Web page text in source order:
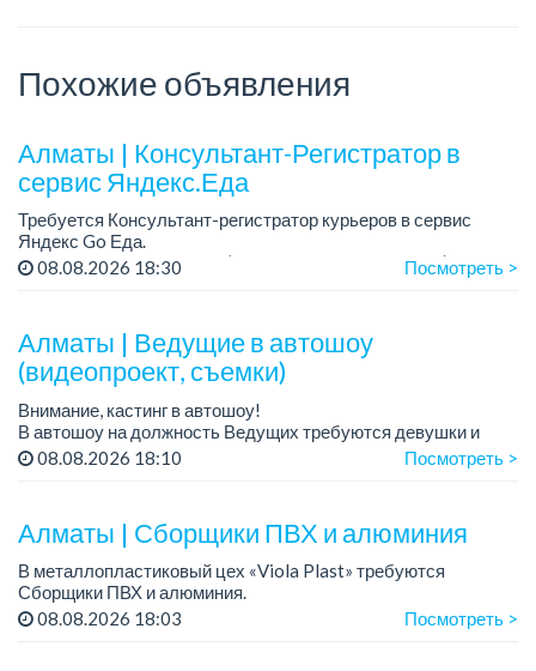
Похожие объявления
Алматы | Консультант-Регистратор в
сервис Яндекс.Еда
Требуется Консультант-регистратор курьеров в сервис
Яндекс Go Еда.
Условия: работа в офисе (Абылай хана - Макатаева).
08.08.2026 18:30 Посмотреть >
Алматы | Ведущие в автошоу
(видеопроект, съемки)
Внимание, кастинг в автошоу!
В автошоу на должность Ведущих требуются девушки и
парни. А также авто эксперты и авто перекупы.
08.08.2026 18:10 Посмотреть >
Алматы | Сборщики ПВХ и алюминия
В металлопластиковый цех «Viola Plast» требуются
Сборщики ПВХ и алюминия.
График работы: 5/2, с 08.00 до 17.00.
08.08.2026 18:03 Посмотреть >